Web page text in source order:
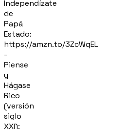
Independízate
de
Papá
Estado:
https://amzn.to/3ZcWqEL
-
Piense
y
Hágase
Rico
(versión
siglo
XXI):